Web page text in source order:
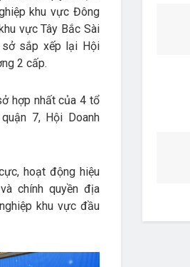
khu vực Đông
vực Tây Bắc Sài
sở sắp xếp lại Hội
2 cấp.
hợp nhất của 4 tổ
7, Hội Doanh
hoạt động hiệu
chính quyền địa
khu vực đầu